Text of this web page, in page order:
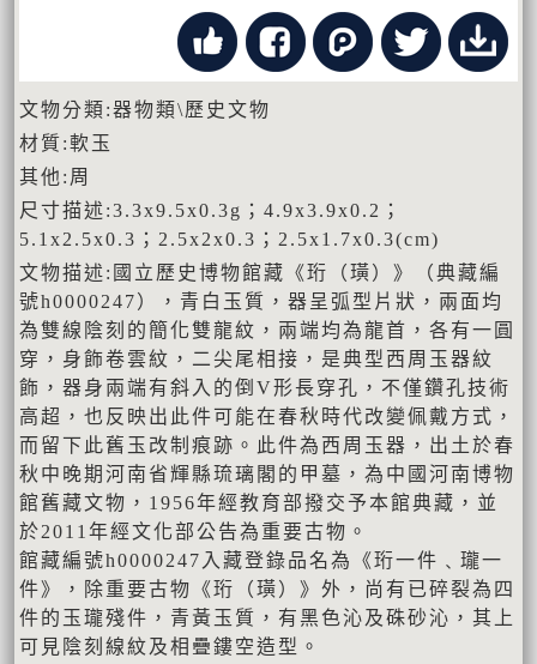
文物分類:器物類\歷史文物
材質:軟玉
其他:周
尺寸描述:3.3x9.5x0.3g；4.9x3.9x0.2；
5.1x2.5x0.3；2.5x2x0.3；2.5x1.7x0.3(cm)
文物描述:國立歷史博物館藏《珩（璜）》（典藏編
號h0000247），青白玉質，器呈弧型片狀，兩面均
為雙線陰刻的簡化雙龍紋，兩端均為龍首，各有一圓
穿，身飾卷雲紋，二尖尾相接，是典型西周玉器紋
飾，器身兩端有斜入的倒V形長穿孔，不僅鑽孔技術
高超，也反映出此件可能在春秋時代改變佩戴方式，
而留下此舊玉改制痕跡。此件為西周玉器，出土於春
秋中晚期河南省輝縣琉璃閣的甲墓，為中國河南博物
館舊藏文物，1956年經教育部撥交予本館典藏，並
於2011年經文化部公告為重要古物。
館藏編號h0000247入藏登錄品名為《珩一件﹑瓏一
件》，除重要古物《珩（璜）》外，尚有已碎裂為四
件的玉瓏殘件，青黃玉質，有黑色沁及硃砂沁，其上
可見陰刻線紋及相疊鏤空造型。